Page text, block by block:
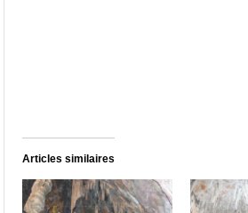
Articles similaires